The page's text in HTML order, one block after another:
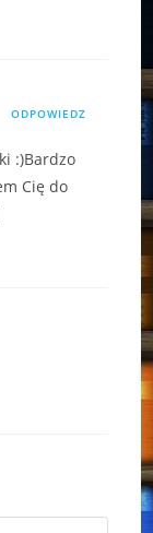
ODPOWIEDZ
:)Bardzo
Cię do